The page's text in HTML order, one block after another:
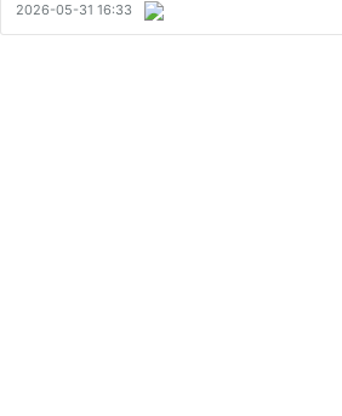
ームライン」の作り方 なぜタイムが伸びないの？高学
る「…
2026-05-31 16:33